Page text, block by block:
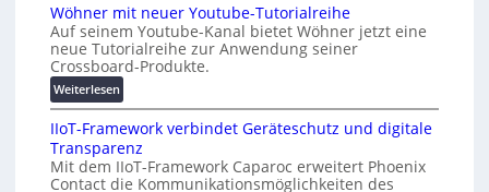
t
i
o
O
g
w
K
o
s
t
e
n
f
a
l
A
Z
ü
r
i
c
h
:
T
Wöhner mit neuer Youtube-Tutorialreihe
Auf seinem Youtube-Kanal bietet Wöhner jetzt eine
neue Tutorialreihe zur Anwendung seiner
Crossboard-Produkte.
Weiterlesen:
W
ö
h
n
e
IIoT-Framework verbindet Geräteschutz und digitale
Transparenz
Mit dem IIoT-Framework Caparoc erweitert Phoenix
Contact die Kommunikationsmöglichkeiten des